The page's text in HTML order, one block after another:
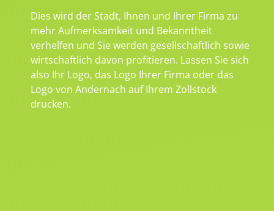
Dies wird der Stadt, Ihnen und Ihrer Firma zu
mehr Aufmerksamkeit und Bekanntheit
verhelfen und Sie werden gesellschaftlich sowie
wirtschaftlich davon profitieren. Lassen Sie sich
also Ihr Logo, das Logo Ihrer Firma oder das
Logo von Andernach auf Ihrem Zollstock
drucken.